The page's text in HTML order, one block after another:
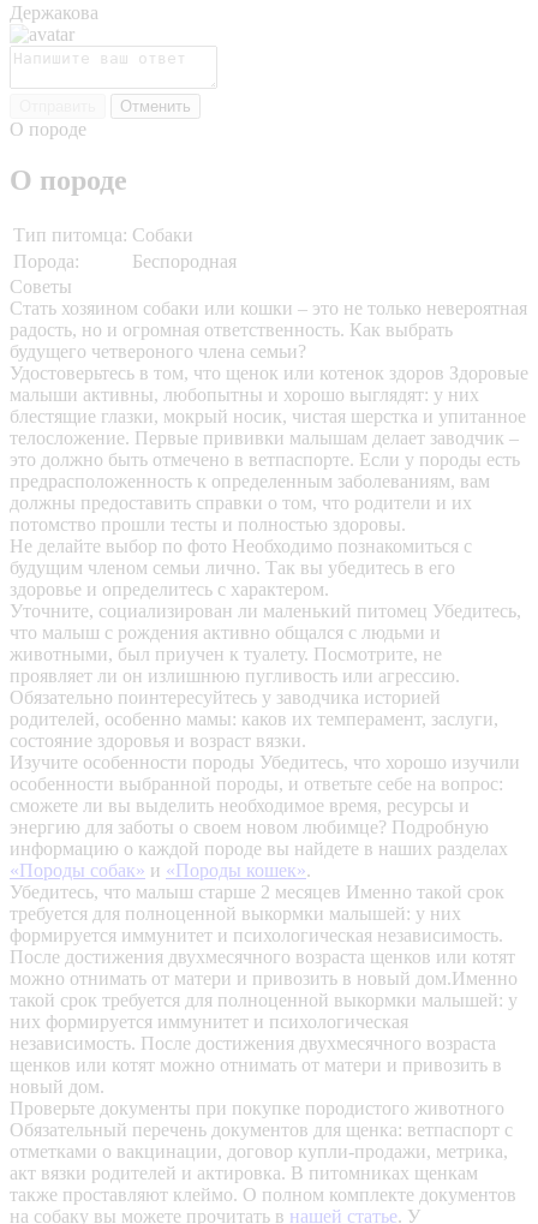
Держакова
Отменить
О породе
О породе
Тип питомца: Собаки
Порода:
Беспородная
Советы
Стать хозяином собаки или кошки – это не только невероятная
радость, но и огромная ответственность. Как выбрать
будущего четвероного члена семьи?
Удостоверьтесь в том, что щенок или котенок здоров Здоровые
малыши активны, любопытны и хорошо выглядят: у них
блестящие глазки, мокрый носик, чистая шерстка и упитанное
телосложение. Первые прививки малышам делает заводчик –
это должно быть отмечено в ветпаспорте. Если у породы есть
предрасположенность к определенным заболеваниям, вам
должны предоставить справки о том, что родители и их
потомство прошли тесты и полностью здоровы.
Не делайте выбор по фото Необходимо познакомиться с
будущим членом семьи лично. Так вы убедитесь в его
здоровье и определитесь с характером.
Уточните, социализирован ли маленький питомец Убедитесь,
что малыш с рождения активно общался с людьми и
животными, был приучен к туалету. Посмотрите, не
проявляет ли он излишнюю пугливость или агрессию.
Обязательно поинтересуйтесь у заводчика историей
родителей, особенно мамы: каков их темперамент, заслуги,
состояние здоровья и возраст вязки.
Изучите особенности породы Убедитесь, что хорошо изучили
особенности выбранной породы, и ответьте себе на вопрос:
сможете ли вы выделить необходимое время, ресурсы и
энергию для заботы о своем новом любимце? Подробную
информацию о каждой породе вы найдете в наших разделах
«Породы собак» и «Породы кошек».
Убедитесь, что малыш старше 2 месяцев Именно такой срок
требуется для полноценной выкормки малышей: у них
формируется иммунитет и психологическая независимость.
После достижения двухмесячного возраста щенков или котят
можно отнимать от матери и привозить в новый дом.Именно
такой срок требуется для полноценной выкормки малышей: у
них формируется иммунитет и психологическая
независимость. После достижения двухмесячного возраста
щенков или котят можно отнимать от матери и привозить в
новый дом.
Проверьте документы при покупке породистого животного
Обязательный перечень документов для щенка: ветпаспорт с
отметками о вакцинации, договор купли-продажи, метрика,
акт вязки родителей и актировка. В питомниках щенкам
также проставляют клеймо. О полном комплекте документов
на собаку вы можете прочитать в нашей статье. У